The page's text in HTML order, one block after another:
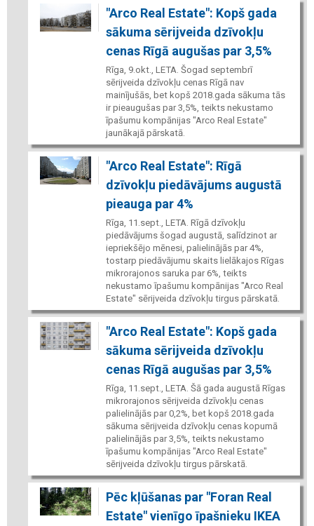
"Arco Real Estate": Kopš gada
sākuma sērijveida dzīvokļu
cenas Rīgā augušas par 3,5%
Rīga, 9.okt., LETA. Šogad septembrī
sērijveida dzīvokļu cenas Rīgā nav
mainījušās, bet kopš 2018.gada sākuma tās
ir pieaugušas par 3,5%, teikts nekustamo
īpašumu kompānijas "Arco Real Estate"
jaunākajā pārskatā.
"Arco Real Estate": Rīgā
dzīvokļu piedāvājums augustā
pieauga par 4%
Rīga, 11.sept., LETA. Rīgā dzīvokļu
piedāvājums šogad augustā, salīdzinot ar
iepriekšējo mēnesi, palielinājās par 4%,
tostarp piedāvājumu skaits lielākajos Rīgas
mikrorajonos saruka par 6%, teikts
nekustamo īpašumu kompānijas "Arco Real
Estate" sērijveida dzīvokļu tirgus pārskatā.
"Arco Real Estate": Kopš gada
sākuma sērijveida dzīvokļu
cenas Rīgā augušas par 3,5%
Rīga, 11.sept., LETA. Šā gada augustā Rīgas
mikrorajonos sērijveida dzīvokļu cenas
palielinājās par 0,2%, bet kopš 2018.gada
sākuma sērijveida dzīvokļu cenas kopumā
palielinājās par 3,5%, teikts nekustamo
īpašumu kompānijas "Arco Real Estate"
sērijveida dzīvokļu tirgus pārskatā.
Pēc kļūšanas par "Foran Real
Estate" vienīgo īpašnieku IKEA